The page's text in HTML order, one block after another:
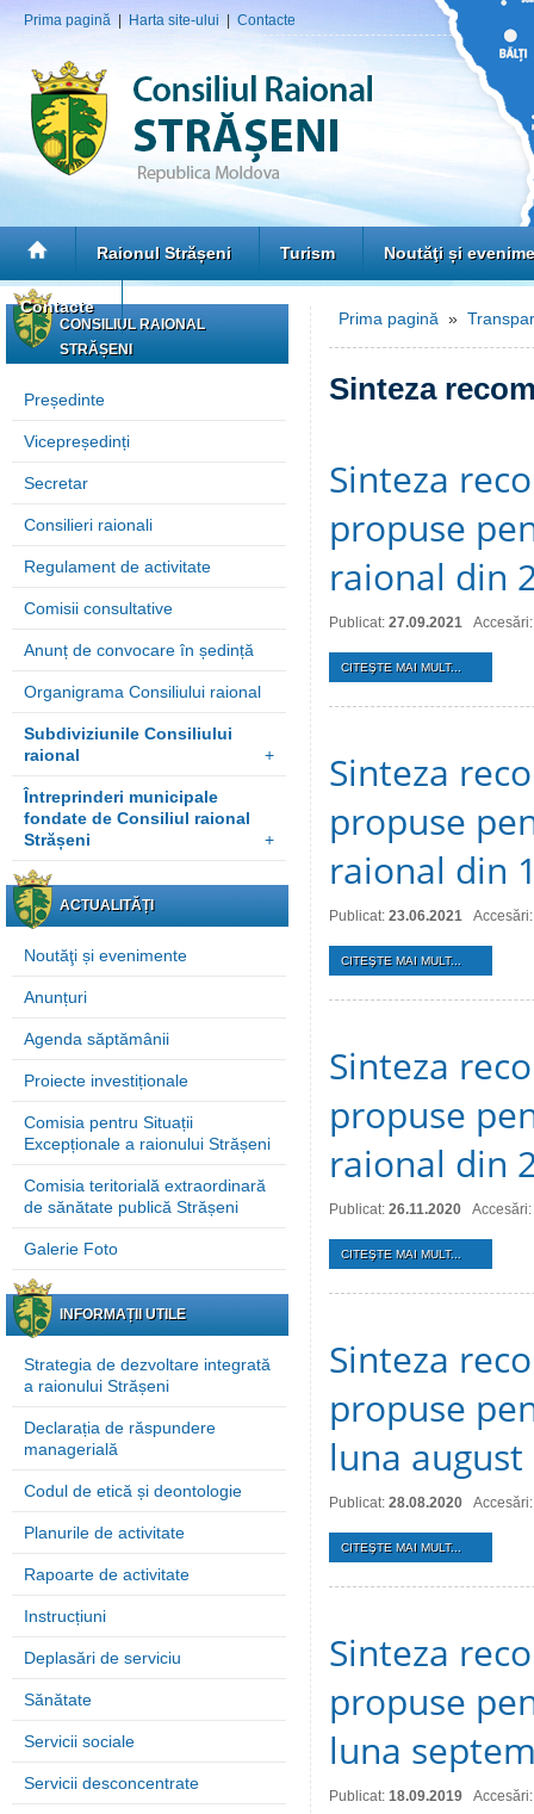
Prima pagină Harta site-ului Contacte
Raionul Strășeni Turism Noutăţi și
Contacte
CONSILIUL RAIONAL
STRĂȘENI
Președinte
Vicepreședinți
Secretar
Consilieri raionali
Regulament de activitate
Comisii consultative
Anunț de convocare în ședință
Organigrama Consiliului raional
Subdiviziunile Consiliului
raional
+
Întreprinderi municipale
fondate de Consiliul raional
Strășeni
+
ACTUALITĂȚI
Noutăţi și evenimente
Anunțuri
Agenda săptămânii
Proiecte investiționale
Comisia pentru Situații
Excepționale a raionului Strășeni
Comisia teritorială extraordinară
de sănătate publică Strășeni
Galerie Foto
INFORMAȚII UTILE
Strategia de dezvoltare integrată
a raionului Strășeni
Declarația de răspundere
managerială
Codul de etică și deontologie
Planurile de activitate
Rapoarte de activitate
Instrucțiuni
Deplasări de serviciu
Sănătate
Servicii sociale
Servicii desconcentrate
Prima pagină »
Sinteza
Sinteza
propuse
raional din
Publicat: 27.09.2021
CITEŞTE MAI MULT...
Sinteza
propuse
raional din
Publicat: 23.06.2021
CITEŞTE MAI MULT...
Sinteza
propuse
raional din
Publicat: 26.11.2020
CITEŞTE MAI MULT...
Sinteza
propuse
luna august
Publicat: 28.08.2020
CITEŞTE MAI MULT...
Sinteza
propuse
luna
Publicat: 18.09.2019